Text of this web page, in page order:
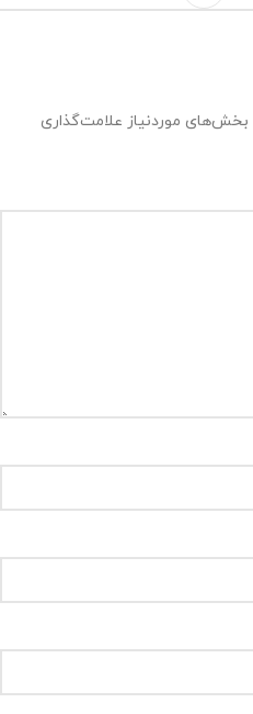
بخش‌های موردنیاز علامت‌گذاری